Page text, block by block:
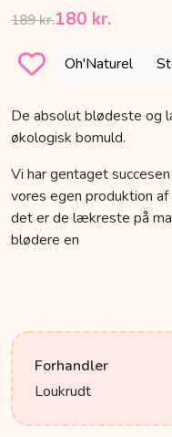
189 kr.180 kr.
Oh'Naturel
De absolut blødeste og
økologisk bomuld.
Vi har gentaget
vores egen produktion
det er de lækreste på
blødere en
Forhandler
Loukrudt